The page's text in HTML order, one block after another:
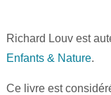
Richard Louv est
Enfants & Nature.
Ce livre est